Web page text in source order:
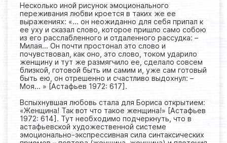
Несколько иной рисунок эмоционального
переживания любви кроется в таких же ее
выражениях: «… он неожиданно для себя припал к
ее уху и сказал слово, которое пришло само собою
из его расслабленного и отдаленного рассудка: –
Милая… Он почти простонал это слово и
почувствовал, как оно, это слово, током ударило
женщину и тут же размягчило ее, сделало совсем
близкой, готовой быть им самим и, уже сам готовый
быть ею, он отрешенно и счастливо выдохнул: –
Моя… » [Астафьев 1972: 617].
Вспыхнувшая любовь стала для Бориса открытием:
«Женщина! Так вот что такое женщина!» [Астафьев
1972: 614]. Тут необходимо подчеркнуть, что в
астафьевской художественной системе
эмоционально-экспрессивная сила синтаксических